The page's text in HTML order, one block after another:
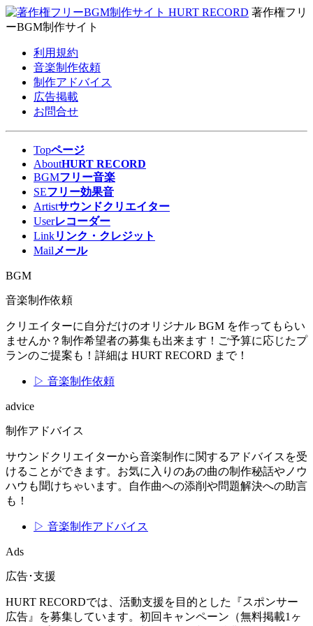
著作権フリ
ーBGM制作サイト
利用規約
音楽制作依頼
制作アドバイス
広告掲載
お問合せ
Topページ
AboutHURT RECORD
BGMフリー音楽
SEフリー効果音
Artistサウンドクリエイター
Userレコーダー
Linkリンク・クレジット
Mail メール
BGM
音楽制作依頼
クリエイターに自分だけのオリジナル BGM を作ってもらい
ませんか？制作希望者の募集も出来ます！ご予算に応じたプ
ランのご提案も！詳細は HURT RECORD まで！
▷ 音楽制作依頼
advice
制作アドバイス
サウンドクリエイターから音楽制作に関するアドバイスを受
けることができます。お気に入りのあの曲の制作秘話やノウ
ハウも聞けちゃいます。自作曲への添削や問題解決への助言
も！
▷ 音楽制作アドバイス
Ads
広告･支援
HURT RECORDでは、活動支援を目的とした『スポンサー
広告』を募集しています。初回キャンペーン（無料掲載1ヶ